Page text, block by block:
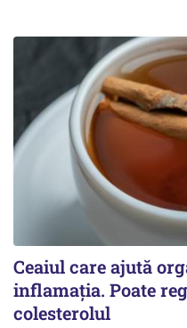
Ceaiul care ajută
inflamația. Poate
colesterolul